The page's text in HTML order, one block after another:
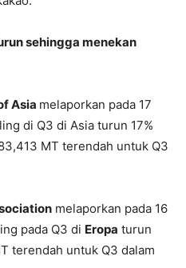
sehingga menekan
Asia melaporkan pada 17
di Q3 di Asia turun 17%
MT terendah untuk Q3
melaporkan pada 16
pada Q3 di Eropa turun
terendah untuk Q3 dalam